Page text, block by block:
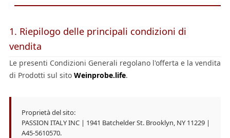
1. Riepilogo delle principali condizioni di
vendita
Le presenti Condizioni Generali regolano l'offerta e la vendita
di Prodotti sul sito Weinprobe.life.
Proprietà del sito:
PASSION ITALY INC | 1941 Batchelder St. Brooklyn, NY 11229 |
A45-5610570.